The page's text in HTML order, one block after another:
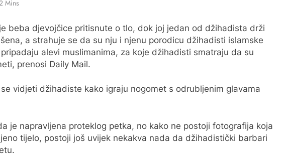
Mins
beba djevojčice pritisnute o tlo, dok joj jedan od džihadista drži
a strahuje se da su nju i njenu porodicu džihadisti islamske
alevi muslimanima, za koje džihadisti smatraju da su
prenosi Daily Mail.
vidjeti džihadiste kako igraju nogomet s odrubljenim glavama
je napravljena proteklog petka, no kako ne postoji fotografija koja
tijelo, postoji još uvijek nekakva nada da džihadistički barbari